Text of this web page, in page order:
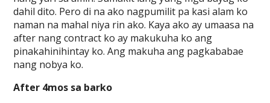
dahil dito. Pero di na ako nagpumilit pa kasi alam ko
naman na mahal niya rin ako. Kaya ako ay umaasa na
after nang contract ko ay makukuha ko ang
pinakahinihintay ko. Ang makuha ang pagkababae
nang nobya ko.
After 4mos sa barko